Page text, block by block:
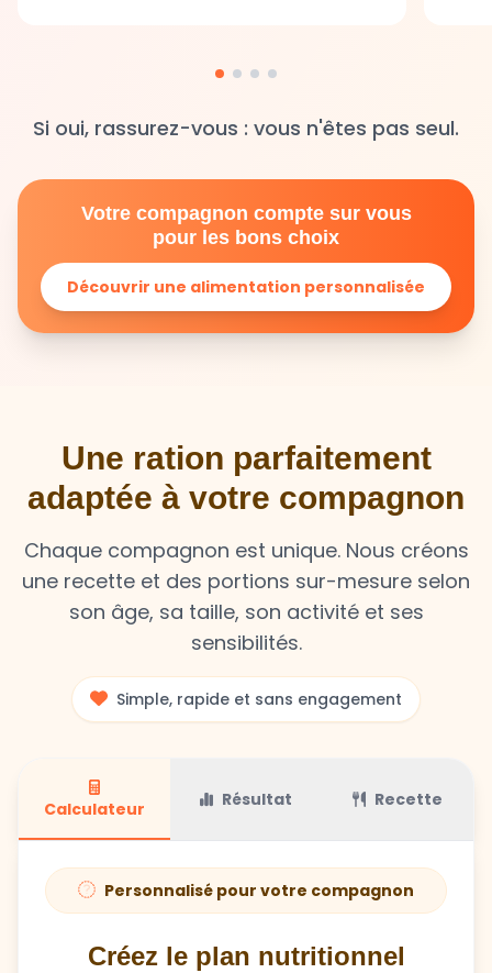
Si oui, rassurez-vous : vous n'êtes pas seul.
Votre compagnon compte sur vous
pour les bons choix
Découvrir une alimentation personnalisée
Une ration parfaitement
adaptée à votre compagnon
Chaque compagnon est unique. Nous créons
une recette et des portions sur-mesure selon
son âge, sa taille, son activité et ses
sensibilités.
Simple, rapide et sans engagement
Calculateur Résultat Recette
Personnalisé pour votre compagnon
Créez le plan nutritionnel